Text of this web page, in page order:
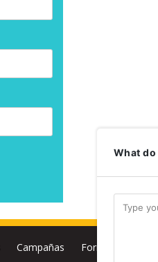
Campañas Formación
What